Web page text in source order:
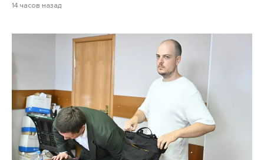
14 часов назад